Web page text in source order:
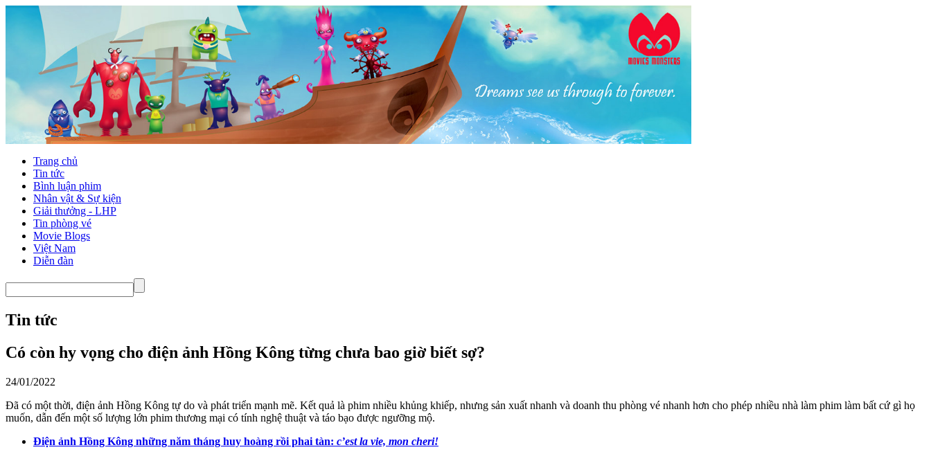
Trang chủ
Tin tức
Bình luận phim
Nhân vật & Sự kiện
Giải thưởng - LHP
Tin phòng vé
Movie Blogs
Việt Nam
Diễn đàn
Tin tức
Có còn hy vọng cho điện ảnh Hồng Kông từng chưa bao giờ biết sợ?
24/01/2022
Đã có một thời, điện ảnh Hồng Kông tự do và phát triển mạnh mẽ. Kết quả là phim nhiều khủng khiếp, nhưng sản xuất nhanh và doanh thu phòng vé nhanh hơn cho phép nhiều nhà làm phim làm bất cứ gì họ
muốn, dẫn đến một số lượng lớn phim thương mại có tính nghệ thuật và táo bạo được ngưỡng mộ.
Điện ảnh Hồng Kông những năm tháng huy hoàng rồi phai tàn: c’est la vie, mon cheri!